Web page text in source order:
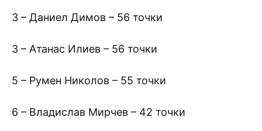
3 – Даниел Димов – 56 точки
3 – Атанас Илиев – 56 точки
5 – Румен Николов – 55 точки
6 – Владислав Мирчев – 42 точки